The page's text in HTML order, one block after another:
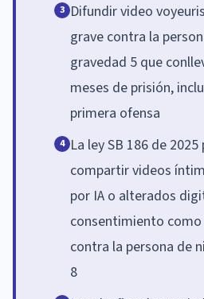
3 Difundir video
grave contra la
gravedad 5 que
meses de prisión,
primera ofensa
4 La ley SB 186 de 2025
compartir videos
por IA o alterados
consentimiento
contra la persona de
8